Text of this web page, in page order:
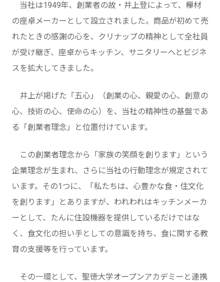
当社は1949年、創業者の故・井上登によって、欅材
の座卓メーカーとして設立されました。商品が初めて売
れたときの感謝の心を、クリナップの精神として全社員
が受け継ぎ、座卓からキッチン、サニタリーへとビジネ
スを拡大してきました。
井上が掲げた「五心」（創業の心、親愛の心、創意の
心、技術の心、使命の心）を、当社の精神性の基盤であ
る「創業者理念」と位置付けています。
この創業者理念から「家族の笑顔を創ります」という
企業理念が生まれ、さらに当社の行動理念が規定されて
います。その1つに、「私たちは、心豊かな食・住文化
を創ります」とありますが、われわれはキッチンメーカ
ーとして、たんに住設機器を提供しているだけではな
く、食文化の担い手としての意識を持ち、食に関する教
育の支援等を行っています。
その一環として、聖徳大学オープンアカデミーと連携